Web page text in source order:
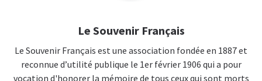
Le Souvenir Français
Le Souvenir Français est une association fondée en 1887 et
reconnue d’utilité publique le 1er février 1906 qui a pour
vocation d'honorer la mémoire de tous ceux qui sont morts